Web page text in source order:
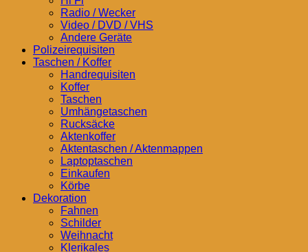
Radio / Wecker
Video / DVD / VHS
Andere Geräte
Polizeirequisiten
Taschen / Koffer
Handrequisiten
Koffer
Taschen
Umhängetaschen
Rucksäcke
Aktenkoffer
Aktentaschen / Aktenmappen
Laptoptaschen
Einkaufen
Körbe
Dekoration
Fahnen
Schilder
Weihnacht
Klerikales